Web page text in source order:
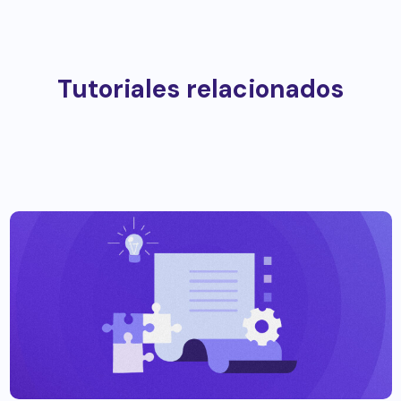
Tutoriales relacionados